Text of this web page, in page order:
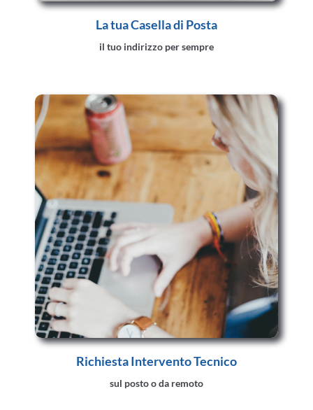
La tua Casella di Posta
il tuo indirizzo per sempre
Richiesta Intervento Tecnico
sul posto o da remoto